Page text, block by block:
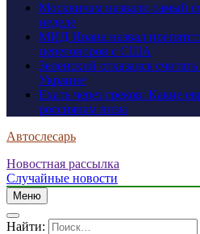
Москвичам назвали самый
неделе
МИД Ирана назвал
переговоров с США
Зеленский отказался
Украине
Ехать через греков: Какие
россиянам визы
Автослесарь
Новостная рассылка
Случайные новости
Меню
Найти: